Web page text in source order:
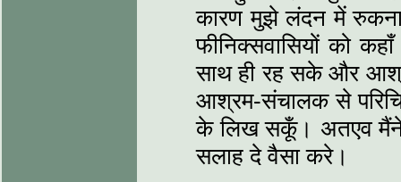
कारण मुझे लंदन में
फीनिक्सवासियों को
साथ ही रह सके और
आश्रम-संचालक से
के लिख सकूँ। अतएव मैंने
सलाह दे वैसा करे।